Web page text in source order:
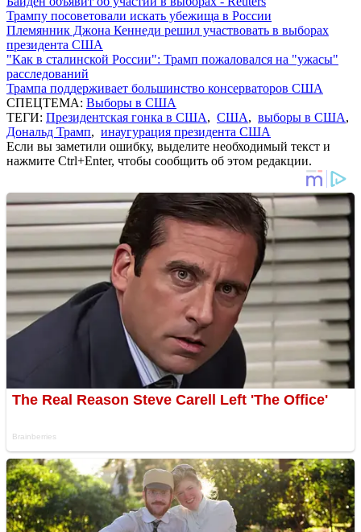
Трампу посоветовали искать убежища в России
Племянник Джона Кеннеди решил участвовать в выборах
президента США
"Как в сталинской России": Трамп пожаловался на "ужасы"
расследований
Трампа поддерживает большинство консерваторов США
СПЕЦТЕМА: Выборы в США
ТЕГИ: Президентская гонка в США, США, выборы в США,
Дональд Трамп, инаугурация президента США
Если вы заметили ошибку, выделите необходимый текст и
нажмите Ctrl+Enter, чтобы сообщить об этом редакции.